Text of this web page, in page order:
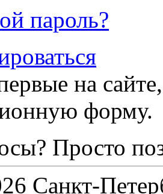
пароль?
на
форму.
Просто
Санкт-